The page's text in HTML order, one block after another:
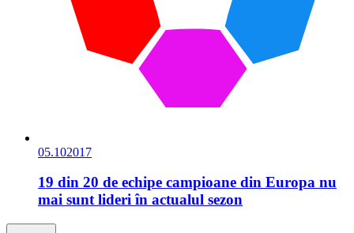
05.102017
19 din 20 de echipe campioane din Europa nu
mai sunt lideri în actualul sezon